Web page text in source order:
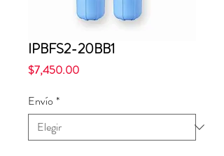
IPBFS2-20BB1
$7,450.00Precio
Envío *